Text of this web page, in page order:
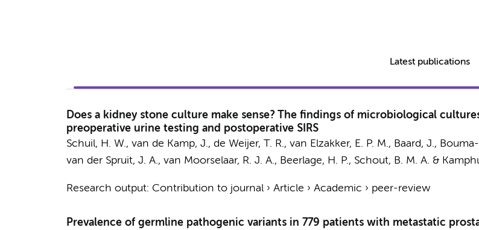
Latest publications
Does a kidney stone culture make sense? The findings of microbiological
preoperative urine testing and postoperative SIRS
Schuil, H. W., van de Kamp, J., de Weijer, T. R., van Elzakker, E. P. M., Baard, J.,
van der Spruit, J. A., van Moorselaar, R. J. A., Beerlage, H. P., Schout, B. M. A. &
Research output: Contribution to journal› Article › Academic › peer-review
Prevalence of germline pathogenic variants in 779 patients with metastatic